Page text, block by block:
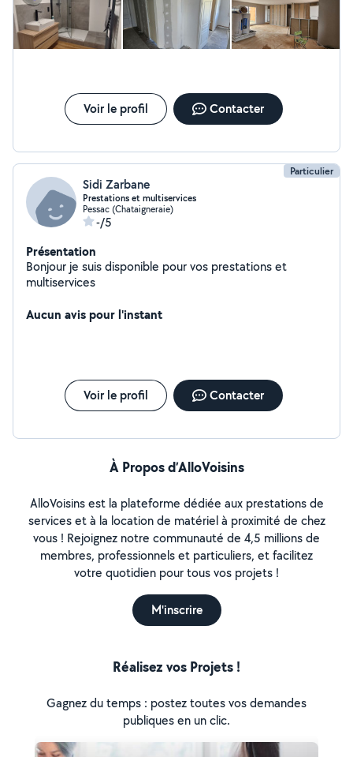
d'électricité et la plomberie dans la structure ; *jointoyer
et renforcer la structure des panneaux ; *poser/réaliser
les éléments de décoration
Voir le profil Contacter
Particulier
Sidi Zarbane
Prestations et multiservices
Pessac (Chataigneraie)
-/5
Présentation
Bonjour je suis disponible pour vos prestations et
multiservices
Aucun avis pour l'instant
Voir le profil Contacter
À Propos d’AlloVoisins
AlloVoisins est la plateforme dédiée aux prestations de
services et à la location de matériel à proximité de chez
vous ! Rejoignez notre communauté de 4,5 millions de
membres, professionnels et particuliers, et facilitez
votre quotidien pour tous vos projets !
M'inscrire
Réalisez vos Projets !
Gagnez du temps : postez toutes vos demandes
publiques en un clic.